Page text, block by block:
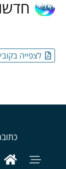
לצפייה